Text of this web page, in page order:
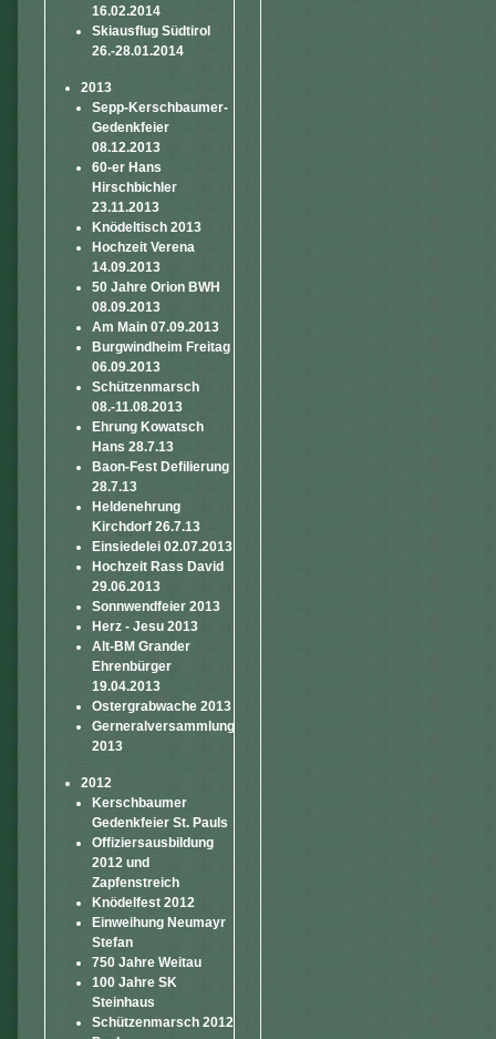
16.02.2014
Skiausflug Südtirol
26.-28.01.2014
2013
Sepp-Kerschbaumer-
Gedenkfeier
08.12.2013
60-er Hans
Hirschbichler
23.11.2013
Knödeltisch 2013
Hochzeit Verena
14.09.2013
50 Jahre Orion BWH
08.09.2013
Am Main 07.09.2013
Burgwindheim Freitag
06.09.2013
Schützenmarsch
08.-11.08.2013
Ehrung Kowatsch
Hans 28.7.13
Baon-Fest Defilierung
28.7.13
Heldenehrung
Kirchdorf 26.7.13
Einsiedelei 02.07.2013
Hochzeit Rass David
29.06.2013
Sonnwendfeier 2013
Herz - Jesu 2013
Alt-BM Grander
Ehrenbürger
19.04.2013
Ostergrabwache 2013
Gerneralversammlung
2013
2012
Kerschbaumer
Gedenkfeier St. Pauls
Offiziersausbildung
2012 und
Zapfenstreich
Knödelfest 2012
Einweihung Neumayr
Stefan
750 Jahre Weitau
100 Jahre SK
Steinhaus
Schützenmarsch 2012